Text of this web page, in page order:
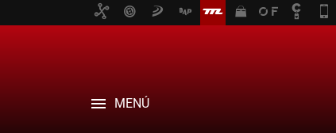
MENÚ